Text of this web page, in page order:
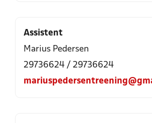
Assistent
Marius Pedersen
29736624 / 29736624